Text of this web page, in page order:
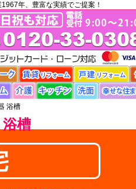
1967年、豊富な実績でご提案！
浴槽
槽